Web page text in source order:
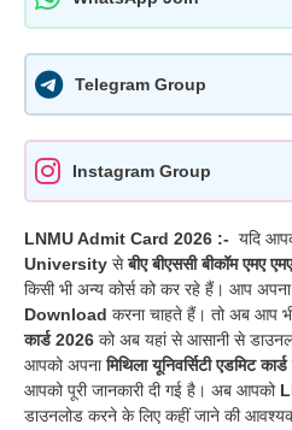
Telegram Group
Instagram Group
LNMU Admit Card 2026 :- यदि
University सेबीए बीएससी बीकॉम एमए
किसी भी अन्य कोर्स को कर रहे हैं। आप अपना
Download करना चाहते हैं। तो अब आप
कार्ड 2026 को अब यहां से आसानी से
आपको अपनामिथिला यूनिवर्सिटी एडमिट
आपको पूरी जानकारी दी गई है। अब आपको
डाउनलोड करने के लिए कहीं जाने की